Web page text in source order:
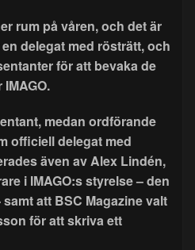
rum på våren, och det är
delegat med rösträtt, och
för att bevaka de
medan ordförande
officiell delegat med
även av Alex Lindén,
i IMAGO:s styrelse – den
att BSC Magazine valt
för att skriva ett